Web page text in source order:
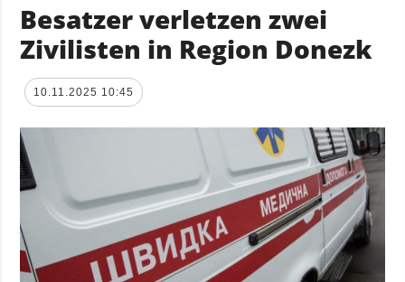
Besatzer verletzen zwei
Zivilisten in Region Donezk
10.11.2025 10:45